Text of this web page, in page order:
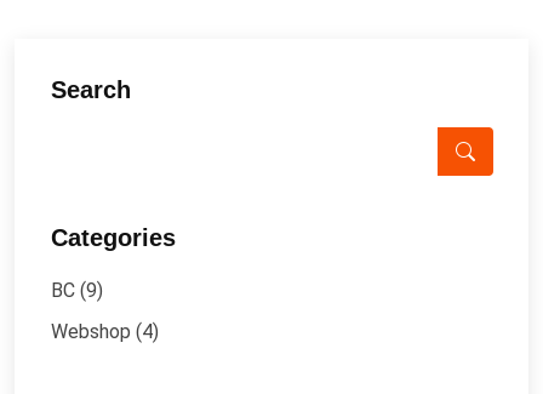
Search
Categories
BC (9)
Webshop (4)